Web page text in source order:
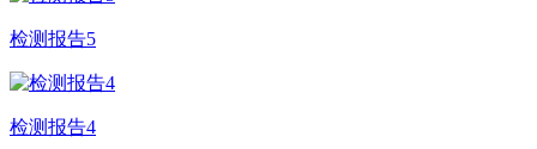
检测报告5
检测报告4